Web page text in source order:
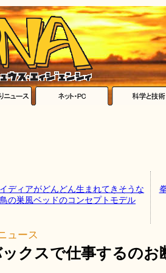
ディアがどんどん生まれてきそうな
の巣風ベッドのコンセプトモデル
ュース
ックスで仕事するの